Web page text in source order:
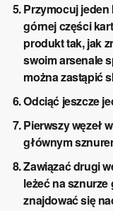
Przymocuj
górnej części
produkt tak, jak
swoim arsenale
można zastąpić
Odciąć jeszcze
Pierwszy węzeł
głównym
Zawiązać drugi
leżeć na
znajdować się